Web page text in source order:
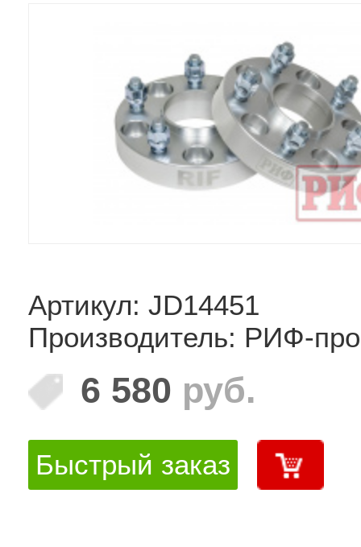
Артикул: JD14451
Производитель: РИФ-
6 580 руб.
Быстрый заказ